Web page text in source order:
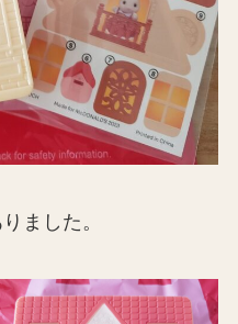
ました。